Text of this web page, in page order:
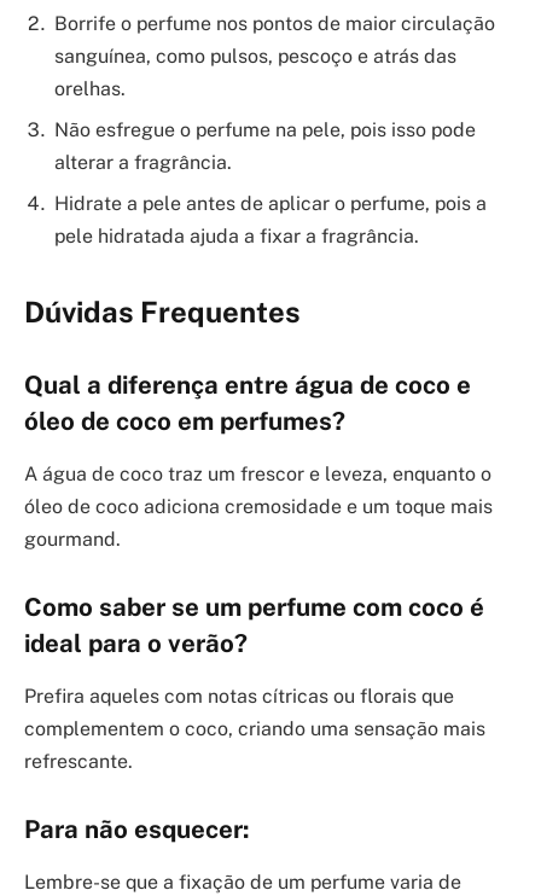
Borrife o perfume nos pontos de maior circulação
sanguínea, como pulsos, pescoço e atrás das
orelhas.
Não esfregue o perfume na pele, pois isso pode
alterar a fragrância.
Hidrate a pele antes de aplicar o perfume, pois a
pele hidratada ajuda a fixar a fragrância.
Dúvidas Frequentes
Qual a diferença entre água de coco e
óleo de coco em perfumes?
A água de coco traz um frescor e leveza, enquanto o
óleo de coco adiciona cremosidade e um toque mais
gourmand.
Como saber se um perfume com coco é
ideal para o verão?
Prefira aqueles com notas cítricas ou florais que
complementem o coco, criando uma sensação mais
refrescante.
Para não esquecer:
Lembre-se que a fixação de um perfume varia de